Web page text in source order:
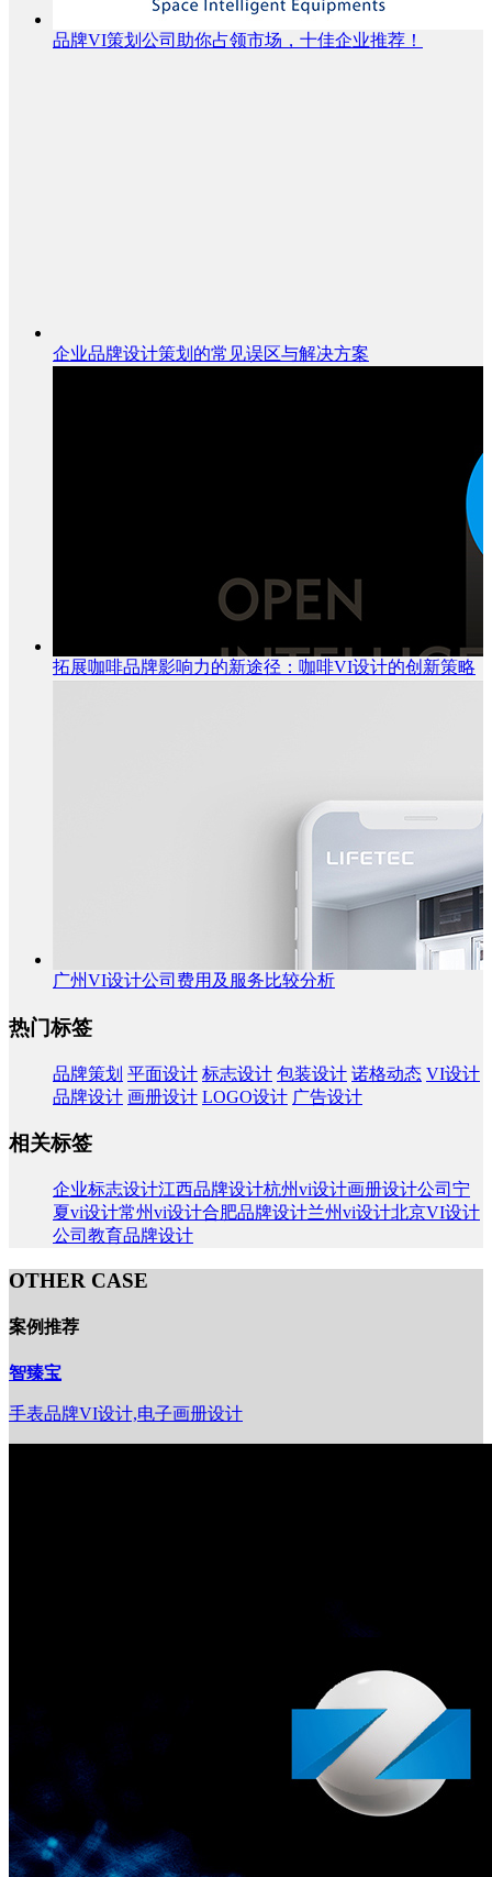
品牌VI策划公司助你占领市场，十佳企业推荐！
企业品牌设计策划的常见误区与解决方案
拓展咖啡品牌影响力的新途径：咖啡VI设计的创新策略
广州VI设计公司费用及服务比较分析
热门标签
品牌策划 平面设计 标志设计 包装设计 诺格动态 VI设计
品牌设计 画册设计 LOGO设计 广告设计
相关标签
企业标志设计江西品牌设计杭州vi设计画册设计公司 宁
夏vi设计常州vi设计合肥品牌设计兰州vi设计北京VI设计
公司 教育品牌设计
OTHER CASE
案例推荐
智臻宝
手表品牌VI设计,电子画册设计